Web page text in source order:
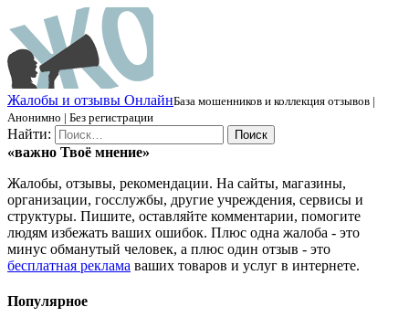
Жалобы и отзывы ОнлайнБаза мошенников и коллекция отзывов |
Анонимно | Без регистрации
Найти:
«важно Твоё мнение»
Жалобы, отзывы, рекомендации. На сайты, магазины,
организации, госслужбы, другие учреждения, сервисы и
структуры. Пишите, оставляйте комментарии, помогите
людям избежать ваших ошибок. Плюс одна жалоба - это
минус обманутый человек, а плюс один отзыв - это
бесплатная реклама ваших товаров и услуг в интернете.
Популярное